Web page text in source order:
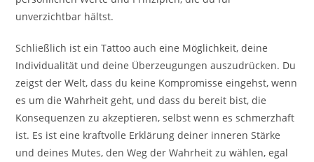
unverzichtbar hältst.
Schließlich ist ein Tattoo auch eine Möglichkeit, deine
Individualität und deine Überzeugungen auszudrücken. Du
zeigst der Welt, dass du keine Kompromisse eingehst, wenn
es um die Wahrheit geht, und dass du bereit bist, die
Konsequenzen zu akzeptieren, selbst wenn es schmerzhaft
ist. Es ist eine kraftvolle Erklärung deiner inneren Stärke
und deines Mutes, den Weg der Wahrheit zu wählen, egal